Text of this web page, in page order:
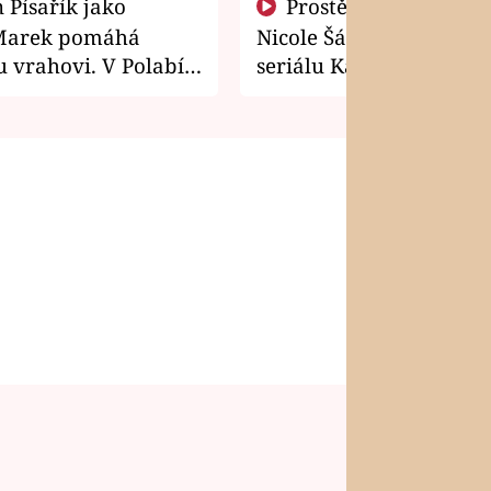
pomáhá
vrahovi. V Polabí
Nicole Šáchová získala
seriálu Kamarádi